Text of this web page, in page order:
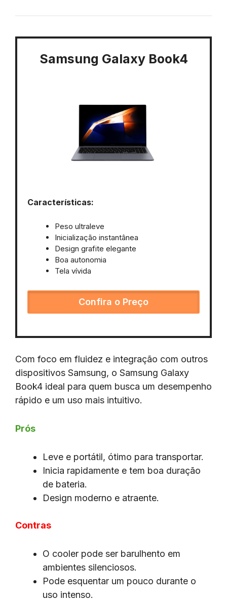
Samsung Galaxy Book4
Características:
Peso ultraleve
Inicialização instantânea
Design grafite elegante
Boa autonomia
Tela vívida
Confira o Preço
Com foco em fluidez e integração com outros
dispositivos Samsung, o Samsung Galaxy
Book4 ideal para quem busca um desempenho
rápido e um uso mais intuitivo.
Prós
Leve e portátil, ótimo para transportar.
Inicia rapidamente e tem boa duração
de bateria.
Design moderno e atraente.
Contras
O cooler pode ser barulhento em
ambientes silenciosos.
Pode esquentar um pouco durante o
uso intenso.